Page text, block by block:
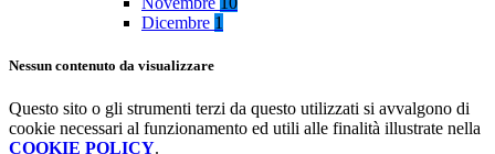
Dicembre 1
Nessun contenuto da visualizzare
Questo sito o gli strumenti terzi da questo utilizzati si avvalgono di
cookie necessari al funzionamento ed utili alle finalità illustrate nella
COOKIE POLICY.